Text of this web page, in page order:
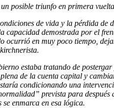
posible triunfo en primera
de vida y la pérdida
demostrada por el
en muy poco tiempo,
estaba tratando de
de la cuenta capital y
condicionando una
prevista para después
enmarca en esa lógica.